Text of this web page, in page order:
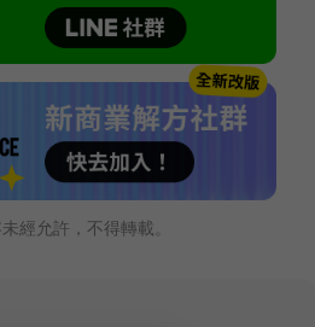
經允許，不得轉載。